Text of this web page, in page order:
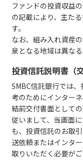
ファンドの投資収益
の記載により、主た
す。
なお、組み入れ資産
泉となる地域は異なる
投資信託説明書（
SMBC信託銀行では
考のためにインター
結前交付書面として
従いまして、当画面
も、投資信託のお取
送依頼またはインタ
取りいただく必要がご